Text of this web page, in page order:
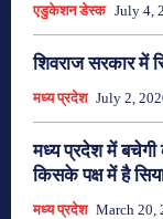
एडुकेशन डेस्क July 4,
शिवराज सरकार में
मध्य प्रदेश July 2,
मध्य प्रदेश में
किसके पक्ष में है
मध्य प्रदेश March 20,